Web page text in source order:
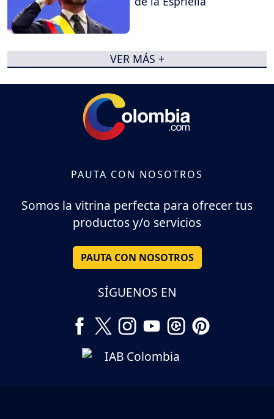
VER MÁS +
PAUTA CON NOSOTROS
Somos la vitrina perfecta para ofrecer tus
productos y/o servicios
PAUTA CON NOSOTROS
SÍGUENOS EN